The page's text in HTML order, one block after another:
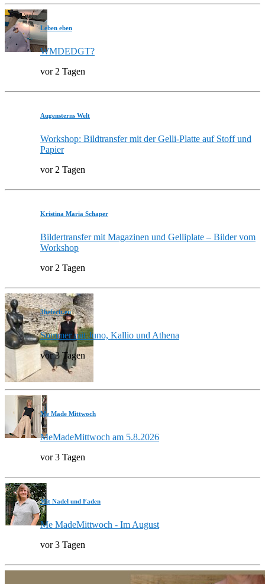
Leben eben
WMDEDGT?
vor 2 Tagen
Augensterns Welt
Workshop: Bildtransfer mit der Gelli-Platte auf Stoff und
Papier
vor 2 Tagen
Kristina Maria Schaper
Bildertransfer mit Magazinen und Gelliplate – Bilder vom
Workshop
vor 2 Tagen
3hefecit.eu
Sommer mit Juno, Kallio und Athena
vor 3 Tagen
Me Made Mittwoch
MeMadeMittwoch am 5.8.2026
vor 3 Tagen
Mit Nadel und Faden
Me MadeMittwoch - Im August
vor 3 Tagen